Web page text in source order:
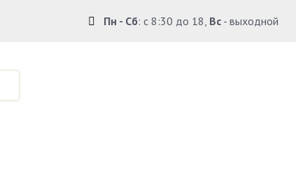
Пн - Сб: с 8:30 до 18, Вс - выходной